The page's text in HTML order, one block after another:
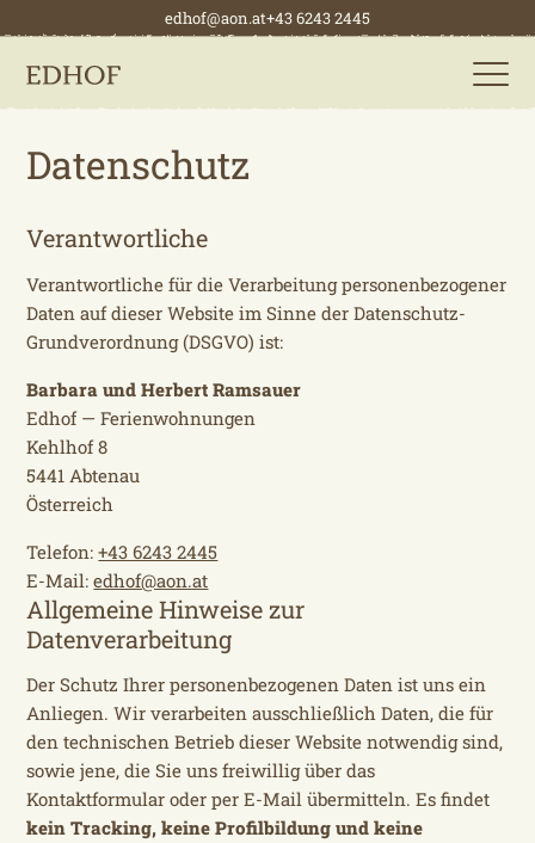
edhof@aon.at+43 6243 2445
Datenschutz
Verantwortliche
Verantwortliche für die Verarbeitung personenbezogener
Daten auf dieser Website im Sinne der Datenschutz-
Grundverordnung (DSGVO) ist:
Barbara und Herbert Ramsauer
Edhof — Ferienwohnungen
Kehlhof 8
5441 Abtenau
Österreich
Telefon:+43 6243 2445
E-Mail:edhof@aon.at
Allgemeine Hinweise zur
Datenverarbeitung
Der Schutz Ihrer personenbezogenen Daten ist uns ein
Anliegen. Wir verarbeiten ausschließlich Daten, die für
den technischen Betrieb dieser Website notwendig sind,
sowie jene, die Sie uns freiwillig über das
Kontaktformular oder per E-Mail übermitteln. Es findet
kein Tracking, keine Profilbildung und keine